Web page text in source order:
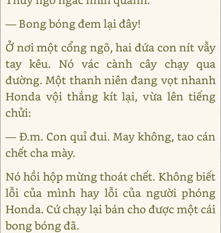
— Bong bóng đem lại đây!
Ở nơi một cổng ngõ, hai đứa con nít vẫy
tay kêu. Nó vác cành cây chạy qua
đường. Một thanh niên đang vọt nhanh
Honda vội thắng kít lại, vừa lên tiếng
chửi:
— Đ.m. Con quỉ đui. May không, tao cán
chết cha mày.
Nó hồi hộp mừng thoát chết. Không biết
lỗi của mình hay lỗi của người phóng
Honda. Cứ chạy lại bán cho được một cái
bong bóng đã.